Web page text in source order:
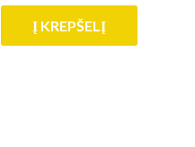
Į KREPŠELĮ